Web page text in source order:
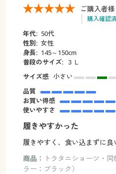
ご購入者様
購入確認
年代: 50代
性別: 女性
身長: 145～150cm
普段のサイズ: ３Ｌ
サイズ感 小さい
品質
お買い得感
使いやすさ
履きやすかった
履きやすく、食い込まずに良
商品：
トラタニショーツ・
ラー：ブラック）